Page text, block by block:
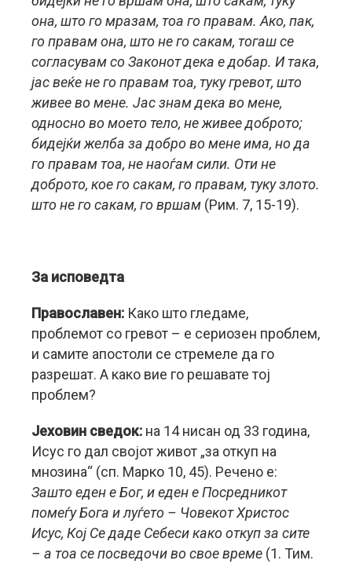
она, што го мразам, тоа го правам. Ако, пак,
го правам она, што не го сакам, тогаш се
согласувам со Законот дека е добар. И така,
јас веќе не го правам тоа, туку гревот, што
живее во мене. Јас знам дека во мене,
односно во моето тело, не живее доброто;
бидејќи желба за добро во мене има, но да
го правам тоа, не наоѓам сили. Оти не
доброто, кое го сакам, го правам, туку злото.
што не го сакам, го вршам (Рим. 7, 15-19).
За исповедта
Православен: Како што гледаме,
проблемот со гревот – е сериозен проблем,
и самите апостоли се стремеле да го
разрешат. А како вие го решавате тој
проблем?
Јеховин сведок: на 14 нисан од 33 година,
Исус го дал својот живот „за откуп на
мнозина“ (сп. Марко 10, 45). Речено е:
Зашто еден е Бог, и еден е Посредникот
помеѓу Бога и луѓето – Човекот Христос
Исус, Кој Се даде Себеси како откуп за сите
– а тоа се посведочи во свое време (1. Тим.